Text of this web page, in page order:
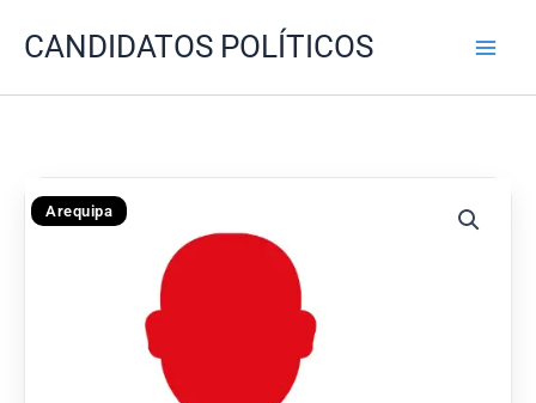
CANDIDATOS POLÍTICOS
Arequipa